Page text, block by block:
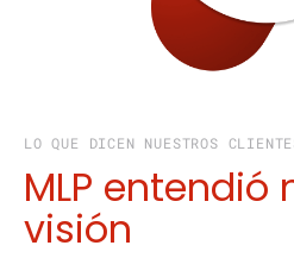
LO QUE DICEN NUESTROS
MLP entendió
visión